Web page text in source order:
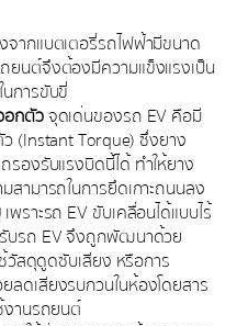
จากแบตเตอรี่รถไฟฟ้ามีขนาด
ยนต์จึงต้องมีความแข็งแรงเป็น
การขับขี่
อกตัวจุดเด่นของรถ EV คือมี
(Instant Torque) ซึ่งยาง
รองรับแรงบิดนี้ได้ ทำให้ยาง
สามารถในการยึดเกาะถนนลง
เพราะรถ EV ขับเคลื่อนได้แบบไร้
บรถ EV จึงถูกพัฒนาด้วย
วัสดุดูดซับเสียง หรือการ
ดเสียงรบกวนในห้องโดยสาร
งานรถยนต์